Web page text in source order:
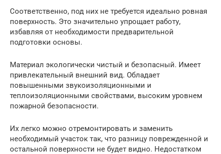
Соответственно, под них не требуется идеально ровная
поверхность. Это значительно упрощает работу,
избавляя от необходимости предварительной
подготовки основы.
Материал экологически чистый и безопасный. Имеет
привлекательный внешний вид. Обладает
повышенными звукоизоляционными и
теплоизоляционными свойствами, высоким уровнем
пожарной безопасности.
Их легко можно отремонтировать и заменить
необходимый участок так, что разницу поврежденной и
остальной поверхности не будет видно. Недостатком